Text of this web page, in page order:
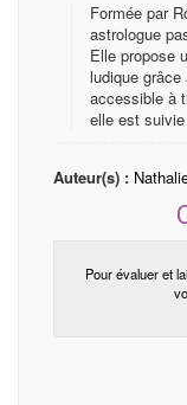
Formée par
astrologue
Elle propose
ludique grâce
accessible à
elle est
Auteur(s) :
Pour évaluer et